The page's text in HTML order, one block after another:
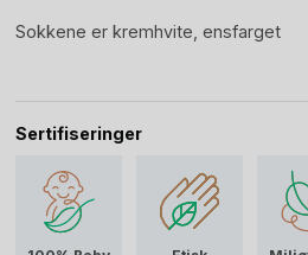
Sokkene er kremhvite, ensfarget
Sertifiseringer